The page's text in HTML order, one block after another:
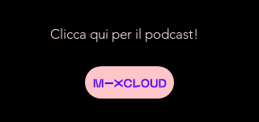
Clicca qui per il podcast!